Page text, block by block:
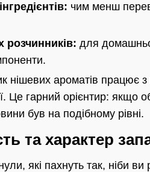
чим менш
розчинників: для
нішевих ароматів працює
Це гарний орієнтир: якщо
був на подібному рівні.
та характер
які пахнуть так, ніби